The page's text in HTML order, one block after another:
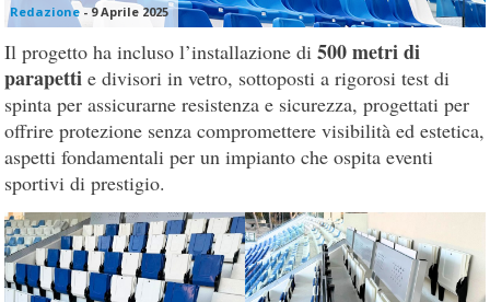
Redazione-9 Aprile 2025
Il progetto ha incluso l’installazione di500 metri di
parapettie divisori in vetro, sottoposti a rigorosi test di
spinta per assicurarne resistenza e sicurezza, progettati per
offrire protezione senza compromettere visibilità ed estetica,
aspetti fondamentali per un impianto che ospita eventi
sportivi di prestigio.